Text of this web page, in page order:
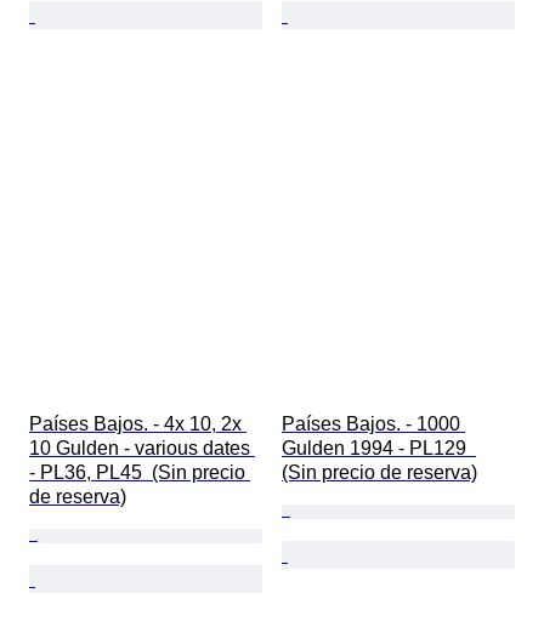
Países Bajos. - 4x 10, 2x
10 Gulden - various dates
- PL36, PL45  (Sin precio
de reserva)
Países Bajos. - 1000
Gulden 1994 - PL129
(Sin precio de reserva)